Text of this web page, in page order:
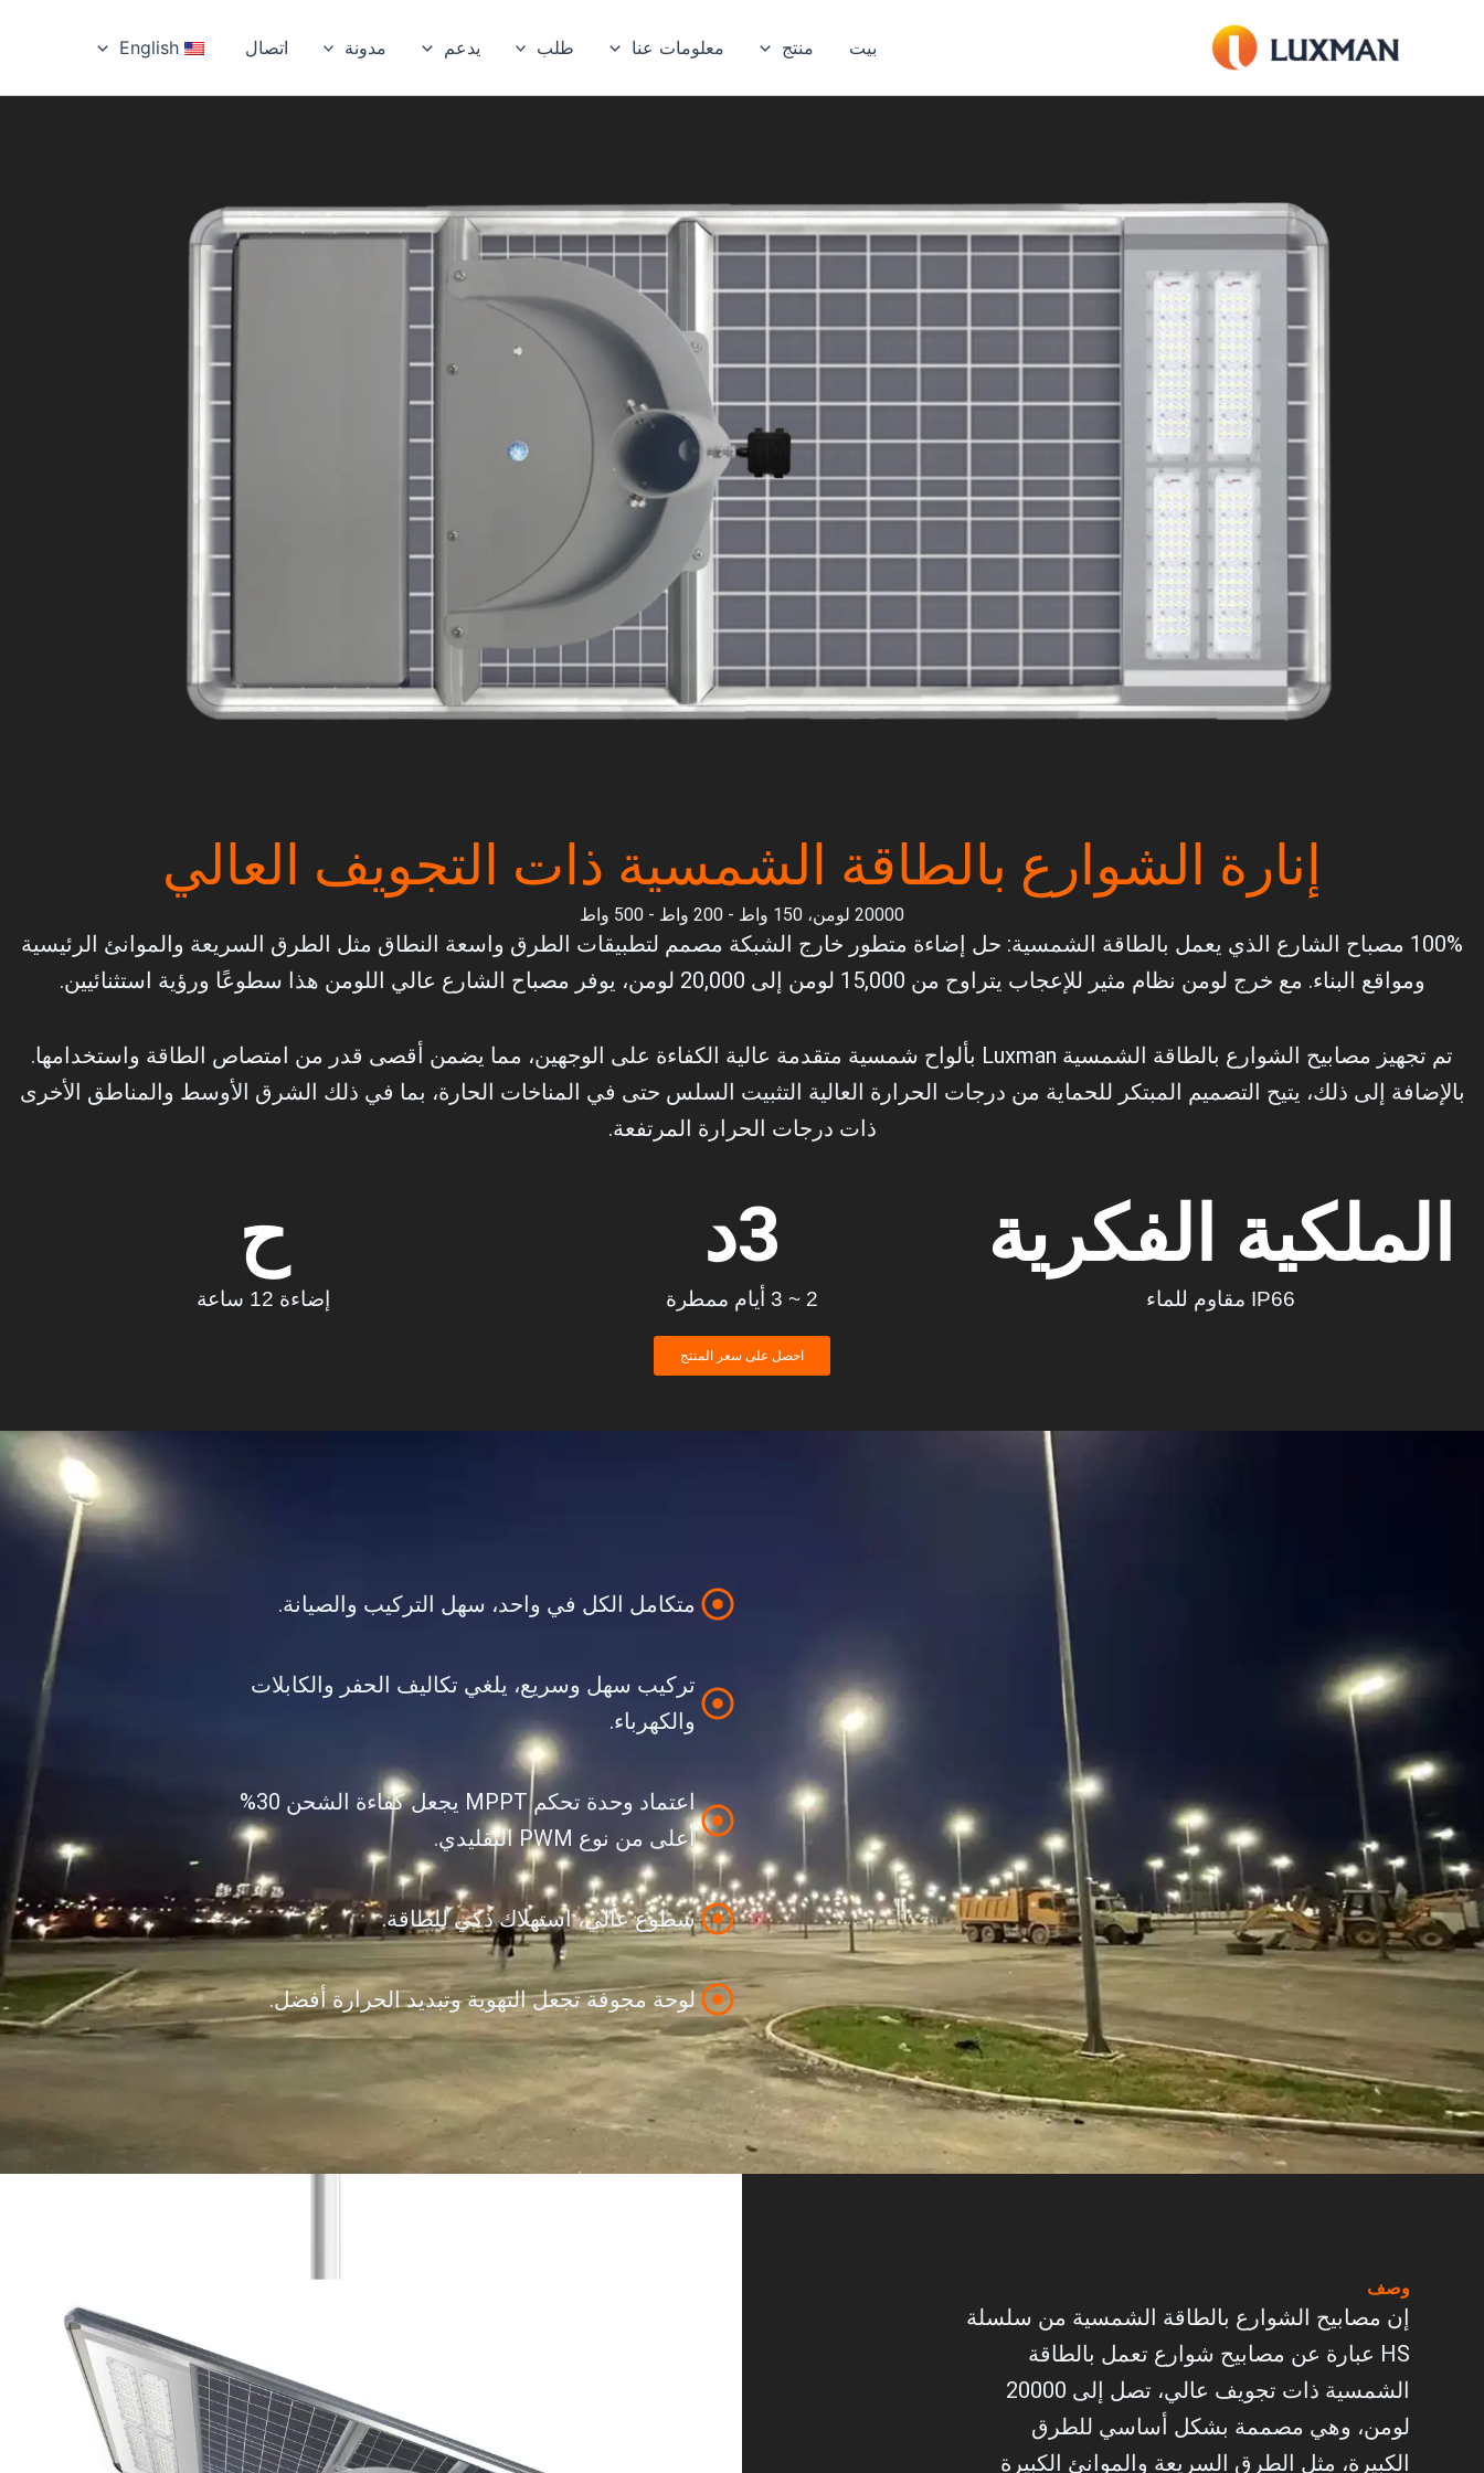
بيت منتج معلومات عنا طلب يدعم مدونة اتصال English
إنارة الشوارع بالطاقة الشمسية ذات التجويف العالي
20000 لومن، 150 واط - 200 واط - 500 واط
100% مصباح الشارع الذي يعمل بالطاقة الشمسية: حل إضاءة متطور خارج الشبكة مصمم لتطبيقات الطرق واسعة النطاق مثل الطرق السريعة والموانئ الرئيسية
ومواقع البناء. مع خرج لومن نظام مثير للإعجاب يتراوح من 15,000 لومن إلى 20,000 لومن، يوفر مصباح الشارع عالي اللومن هذا سطوعًا ورؤية استثنائيين.
تم تجهيز مصابيح الشوارع بالطاقة الشمسية Luxman بألواح شمسية متقدمة عالية الكفاءة على الوجهين، مما يضمن أقصى قدر من امتصاص الطاقة واستخدامها.
بالإضافة إلى ذلك، يتيح التصميم المبتكر للحماية من درجات الحرارة العالية التثبيت السلس حتى في المناخات الحارة، بما في ذلك الشرق الأوسط والمناطق الأخرى
ذات درجات الحرارة المرتفعة.
IP66 مقاوم للماء
الملكية الفكرية
2 ~ 3 أيام ممطرة
3د
إضاءة 12 ساعة
ح
احصل على سعر المنتج
متكامل الكل في واحد، سهل التركيب والصيانة.
تركيب سهل وسريع، يلغي تكاليف الحفر والكابلات
والكهرباء.
اعتماد وحدة تحكم MPPT يجعل كفاءة الشحن 30%
أعلى من نوع PWM التقليدي.
سطوع عالي، استهلاك ذكي للطاقة.
لوحة مجوفة تجعل التهوية وتبديد الحرارة أفضل.
وصف
إن مصابيح الشوارع بالطاقة الشمسية من سلسلة
HS عبارة عن مصابيح شوارع تعمل بالطاقة
الشمسية ذات تجويف عالي، تصل إلى 20000
لومن، وهي مصممة بشكل أساسي للطرق
الكبيرة، مثل الطرق السريعة والموانئ الكبيرة